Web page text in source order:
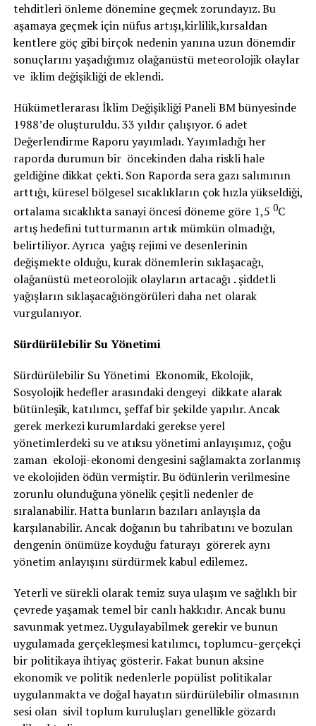
tehditleri önleme dönemine geçmek zorundayız. Bu
aşamaya geçmek için nüfus artışı,kirlilik,kırsaldan
kentlere göç gibi birçok nedenin yanına uzun dönemdir
sonuçlarını yaşadığımız olağanüstü meteorolojik olaylar
ve iklim değişikliği de eklendi.
Hükümetlerarası İklim Değişikliği Paneli BM bünyesinde
1988’de oluşturuldu. 33 yıldır çalışıyor. 6 adet
Değerlendirme Raporu yayımladı. Yayımladığı her
raporda durumun bir öncekinden daha riskli hale
geldiğine dikkat çekti. Son Raporda sera gazı salımının
arttığı, küresel bölgesel sıcaklıkların çok hızla yükseldiği,
ortalama sıcaklıkta sanayi öncesi döneme göre 1,5 0C
artış hedefini tutturmanın artık mümkün olmadığı,
belirtiliyor. Ayrıca yağış rejimi ve desenlerinin
değişmekte olduğu, kurak dönemlerin sıklaşacağı,
olağanüstü meteorolojik olayların artacağı .şiddetli
yağışların sıklaşacağıöngörüleri daha net olarak
vurgulanıyor.
Sürdürülebilir Su Yönetimi
Sürdürülebilir Su Yönetimi Ekonomik, Ekolojik,
Sosyolojik hedefler arasındaki dengeyi dikkate alarak
bütünleşik, katılımcı, şeffaf bir şekilde yapılır. Ancak
gerek merkezi kurumlardaki gerekse yerel
yönetimlerdeki su ve atıksu yönetimi anlayışımız, çoğu
zaman ekoloji-ekonomi dengesini sağlamakta zorlanmış
ve ekolojiden ödün vermiştir. Bu ödünlerin verilmesine
zorunlu olunduğuna yönelik çeşitli nedenler de
sıralanabilir. Hatta bunların bazıları anlayışla da
karşılanabilir. Ancak doğanın bu tahribatını ve bozulan
dengenin önümüze koyduğu faturayı görerek aynı
yönetim anlayışını sürdürmek kabul edilemez.
Yeterli ve sürekli olarak temiz suya ulaşım ve sağlıklı bir
çevrede yaşamak temel bir canlı hakkıdır. Ancak bunu
savunmak yetmez. Uygulayabilmek gerekir ve bunun
uygulamada gerçekleşmesi katılımcı, toplumcu-gerçekçi
bir politikaya ihtiyaç gösterir. Fakat bunun aksine
ekonomik ve politik nedenlerle popülist politikalar
uygulanmakta ve doğal hayatın sürdürülebilir olmasının
sesi olan sivil toplum kuruluşları genellikle gözardı